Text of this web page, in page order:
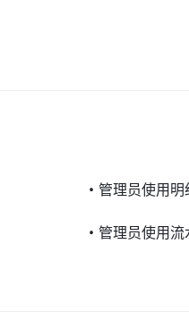
• 管理员使用
• 管理员使用